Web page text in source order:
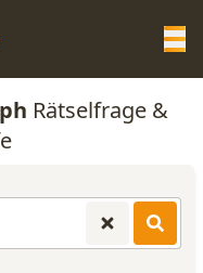
HILFE
Rätselfrage &